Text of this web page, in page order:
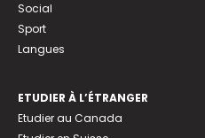
Social
Sport
Langues
ETUDIER À L’ÉTRANGER
Etudier au Canada